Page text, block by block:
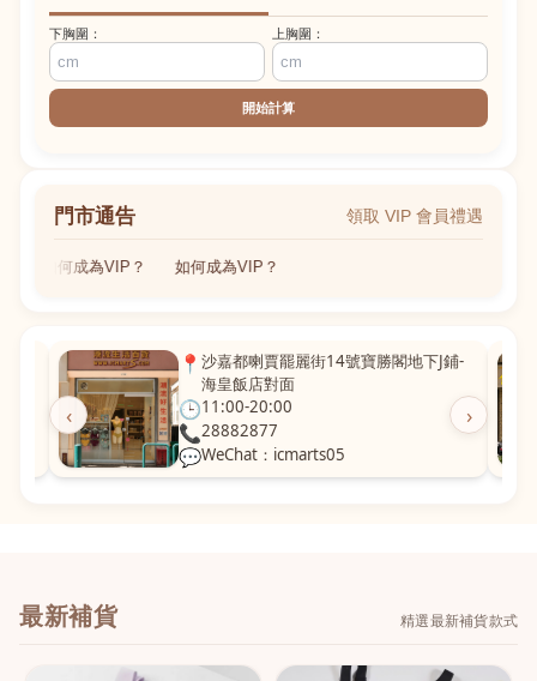
下胸圍： 上胸圍：
開始計算
門市通告 領取 VIP 會員禮遇
如何成為VIP？ 如何成為VIP？
‹ ›
📍 沙嘉都喇賈罷麗街14號寶勝閣地下J鋪-
海皇飯店對面
🕒11:00-20:00
📞28882877
💬WeChat：icmarts05
最新補貨 精選最新補貨款式